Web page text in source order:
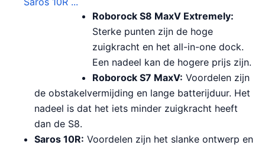
o
n
k
e
l
i
j
e
p
r
i
j
s
i
Roborock S8 MaxV Extremely:
Sterke punten zijn de hoge
zuigkracht en het all-in-one dock.
Een nadeel kan de hogere prijs zijn.
Roborock S7 MaxV: Voordelen zijn
de obstakelvermijding en lange batterijduur. Het
nadeel is dat het iets minder zuigkracht heeft
dan de S8.
Saros 10R: Voordelen zijn het slanke ontwerp en